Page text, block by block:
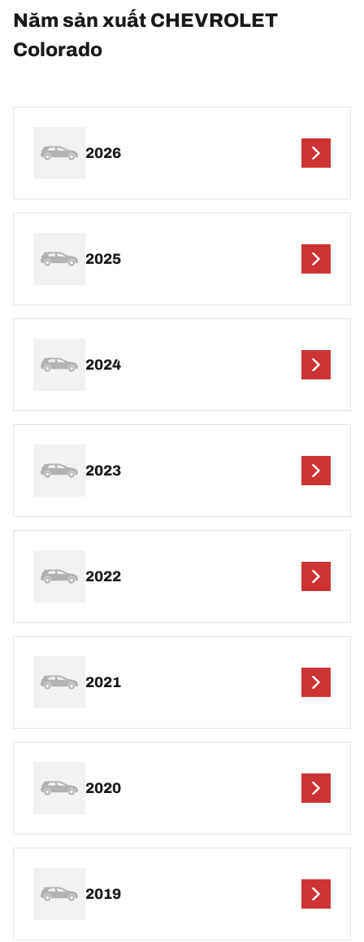
Năm sản xuất CHEVROLET
Colorado
2026
2025
2024
2023
2022
2021
2020
2019